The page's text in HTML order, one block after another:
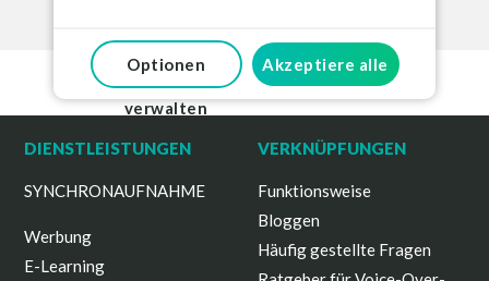
und ähnlichen Technologien Informationen auf
Ihrem Gerät speichern und/oder darauf zugreifen.
Ihre Daten können verarbeitet werden
durch12Anzahl vertrauenswürdiger Partnerfür
Präferenzen jederzeit verwalten. Weitere
finden Sie in unserer
Datenschutz- und Cookie-
Richtlinie
Indem Sie auf „Alle akzeptieren“ klicken, stimmen
Sie der Verwendung ALLER Cookies zu. Indem Sie
auf „Optionen verwalten“ klicken, können Sie Ihre
Optionen
verwalten
Akzeptiere alle
DIENSTLEISTUNGEN
SYNCHRONAUFNAHME
Werbung
E-Learning
VERKNÜPFUNGEN
Funktionsweise
Bloggen
Häufig gestellte Fragen